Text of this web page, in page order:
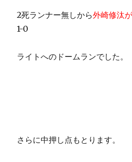
2死ランナー無しから外崎修汰
1-0
ライトへのドームランでした。
さらに中押し点もとります。